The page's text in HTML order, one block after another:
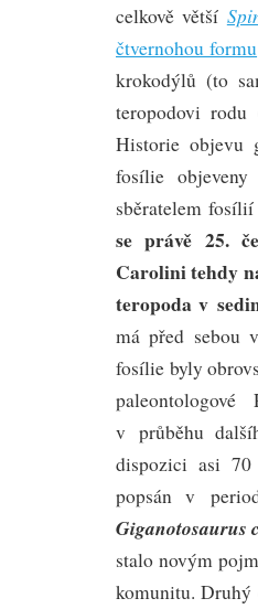
celkově větší
čtvernohou formu
krokodýlů (to
teropodovi rodu
Historie objevu
fosílie
sběratelem
se právě 25.
Carolini tehdy
teropoda v
má před sebou
fosílie byly
v průběhu
dispozici asi
popsán v
Giganotosaurus
stalo novým
komunitu. Druhý